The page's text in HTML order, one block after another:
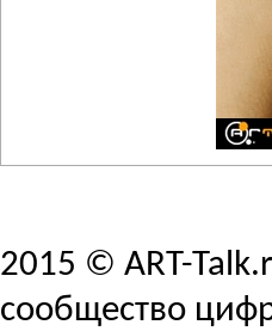
2015 © ART-
сообщество